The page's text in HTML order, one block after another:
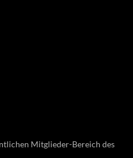
Mitglieder-Bereich des